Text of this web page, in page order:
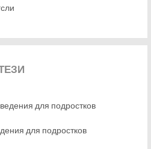
для подростков
для подростков